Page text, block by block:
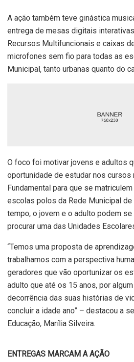
A ação também teve ginástica
entrega de mesas digitais
Recursos Multifuncionais e caixas
microfones sem fio para todas as
Municipal, tanto urbanas quanto do
O foco foi motivar jovens e adultos
oportunidade de estudar nos cursos
Fundamental para que se
escolas polos da Rede Municipal de
tempo, o jovem e o adulto podem se
procurar uma das Unidades
“Temos uma proposta de
trabalhamos com a perspectiva
geradores que vão oportunizar os
adulto que até os 15 anos, por
decorrência das suas histórias de
concluir a idade ano” – destacou a
Educação, Marília Silveira.
ENTREGAS MARCAM A AÇÃO